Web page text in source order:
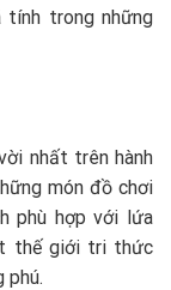
trong những
nhất trên hành
món đồ chơi
phù hợp với lứa
thế giới tri thức
phú.